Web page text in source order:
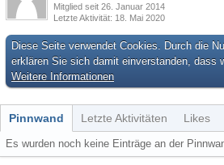
Mitglied seit 26. Januar 2014
Letzte Aktivität 18. Mai 2020
Diese Seite verwendet Cookies. Durch die
erklären Sie sich damit einverstanden, dass
Weitere Informationen
Pinnwand Letzte Aktivitäten Likes
Es wurden noch keine Einträge an der